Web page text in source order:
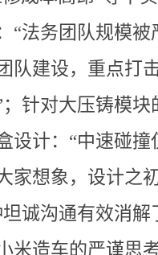
“法务团队规模被
队建设，重点打
针对大压铸模块
设计：“中速碰撞
家想象，设计之
诚沟通有效消解
米造车的严谨思